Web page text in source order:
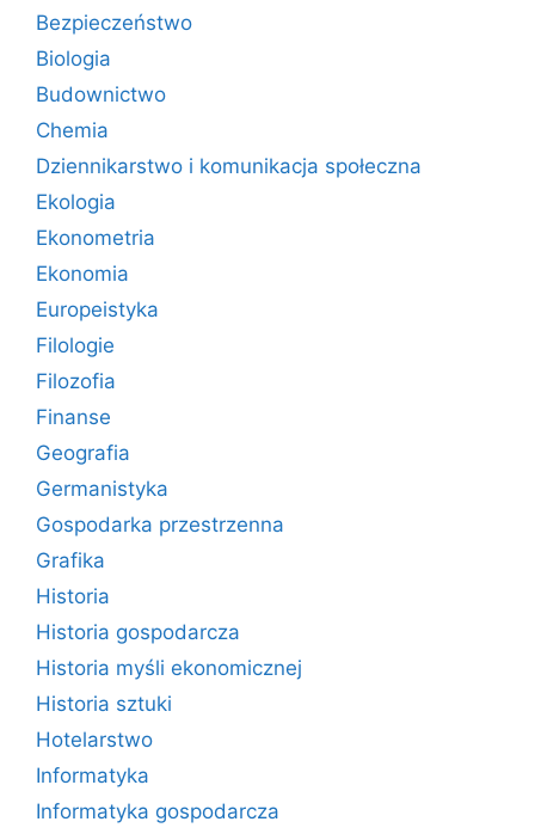
Bezpieczeństwo
Biologia
Budownictwo
Chemia
Dziennikarstwo i komunikacja społeczna
Ekologia
Ekonometria
Ekonomia
Europeistyka
Filologie
Filozofia
Finanse
Geografia
Germanistyka
Gospodarka przestrzenna
Grafika
Historia
Historia gospodarcza
Historia myśli ekonomicznej
Historia sztuki
Hotelarstwo
Informatyka
Informatyka gospodarcza